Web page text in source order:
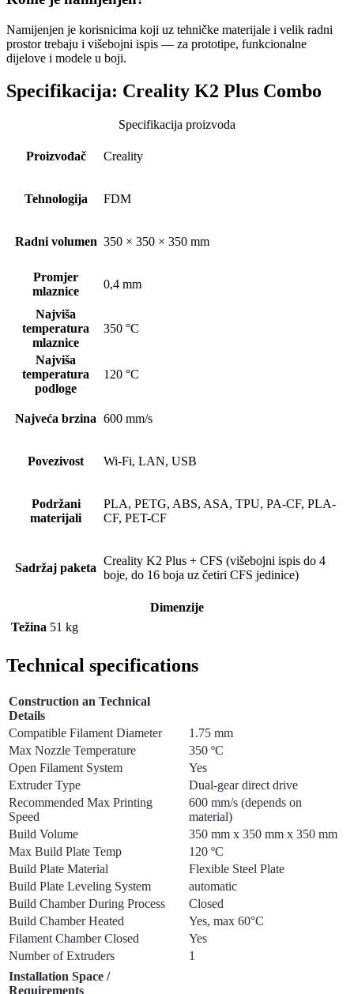
Namijenjen je korisnicima koji uz tehničke materijale i velik radni
prostor trebaju i višebojni ispis — za prototipe, funkcionalne
dijelove i modele u boji.
Specifikacija: Creality K2 Plus Combo
Specifikacija proizvoda
Proizvođač Creality
Tehnologija FDM
Radni volumen 350 × 350 × 350 mm
Promjer
mlaznice
0,4 mm
Najviša
temperatura
mlaznice
350 °C
Najviša
temperatura
podloge
120 °C
Najveća brzina 600 mm/s
Povezivost Wi-Fi, LAN, USB
Podržani
materijali
PLA, PETG, ABS, ASA, TPU, PA-CF, PLA-
CF, PET-CF
Sadržaj paketa
Creality K2 Plus + CFS (višebojni ispis do 4
boje, do 16 boja uz četiri CFS jedinice)
Dimenzije
Težina 51 kg
Technical specifications
Construction an Technical
Details
Compatible Filament Diameter
1.75 mm
Max Nozzle Temperature
350 ºC
Open Filament System
Yes
Extruder Type
Dual-gear direct drive
Recommended Max Printing
Speed
600 mm/s (depends on
material)
Build Volume
350 mm x 350 mm x 350 mm
Max Build Plate Temp
120 ºC
Build Plate Material
Flexible Steel Plate
Build Plate Leveling System
automatic
Build Chamber During Process
Closed
Build Chamber Heated
Yes, max 60°C
Filament Chamber Closed
Yes
Number of Extruders
1
Installation Space /
Requirements